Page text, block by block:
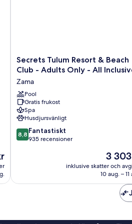
Secrets
Tulum
&
Beach
Club
-
Adults
Only
-
Secrets Tulum Resort & Beach
Club - Adults Only - All
Zama
Pool
Gratis frukost
Spa
Husdjursvänligt
8.8
av
8,8 Fantastiskt
935 recensioner
Priset
är
3 303 kr
3
inklusive skatter och
10 aug. – 11